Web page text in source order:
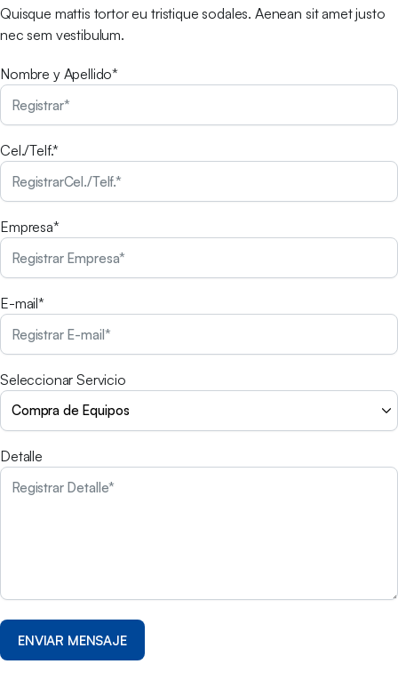
Quisque mattis tortor eu tristique sodales. Aenean sit amet justo
nec sem vestibulum.
Nombre y Apellido*
Cel./Telf.*
Empresa*
E-mail*
Seleccionar Servicio
Detalle